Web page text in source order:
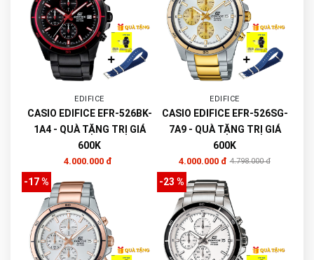
EDIFICE
CASIO EDIFICE EFR-526BK-
1A4 - QUÀ TẶNG TRỊ GIÁ
600K
4.000.000 đ
EDIFICE
CASIO EDIFICE EFR-526SG-
7A9 - QUÀ TẶNG TRỊ GIÁ
600K
4.000.000 đ 4.798.000 đ
-17 % -23 %